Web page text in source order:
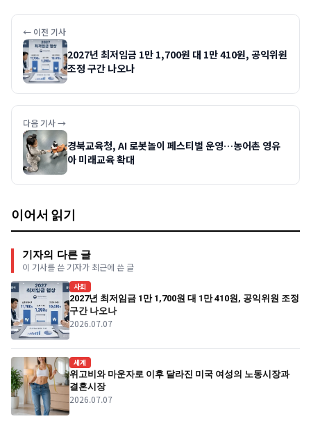
← 이전 기사
2027년 최저임금 1만 1,700원 대 1만 410원, 공익위원
조정 구간 나오나
다음 기사 →
경북교육청, AI 로봇놀이 페스티벌 운영…농어촌 영유
아 미래교육 확대
이어서 읽기
기자의 다른 글
이 기사를 쓴 기자가 최근에 쓴 글
사회
2027년 최저임금 1만 1,700원 대 1만 410원, 공익위원 조정
구간 나오나
2026.07.07
세계
위고비와 마운자로 이후 달라진 미국 여성의 노동시장과
결혼시장
2026.07.07